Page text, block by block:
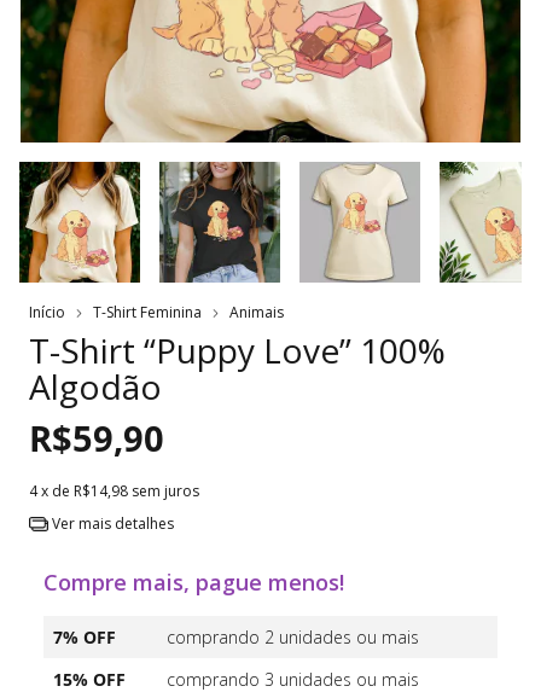
Início T-Shirt Feminina Animais
T-Shirt “Puppy Love” 100%
Algodão
R$59,90
4x de R$14,98 sem juros
Ver mais detalhes
Compre mais, pague menos!
7% OFF
comprando 2 unidades ou mais
15% OFF
comprando 3 unidades ou mais